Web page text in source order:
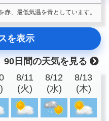
、最低気温を青としています。
を表示
90日間の天気を見る
8/11
(火)
8/12
(水)
8/13
(木)